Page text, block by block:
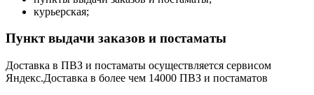
курьерская;
Пункт выдачи заказов и постаматы
Доставка в ПВЗ и постаматы осуществляется сервисом
Яндекс.Доставка в более чем 14000 ПВЗ и постаматов